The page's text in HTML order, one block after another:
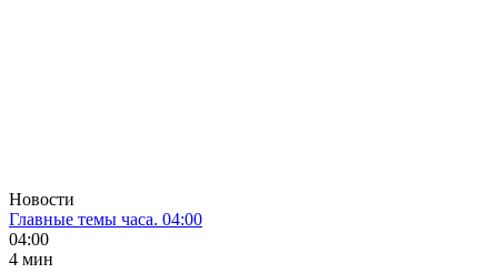
Новости
Главные темы часа. 04:00
04:00
4 мин